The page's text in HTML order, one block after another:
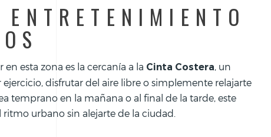
esta zona es la cercanía a la Cinta Costera , un
disfrutar del aire libre o simplemente relajarte
temprano en la mañana o al final de la tarde, este
urbano sin alejarte de la ciudad.